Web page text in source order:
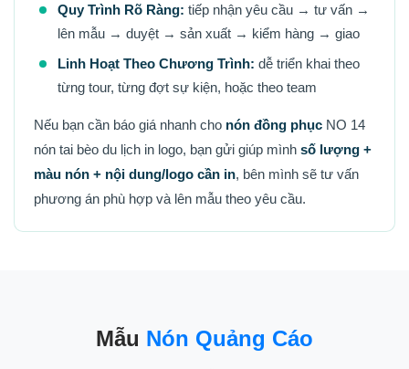
Quy Trình Rõ Ràng: tiếp nhận yêu cầu → tư vấn →
lên mẫu → duyệt → sản xuất → kiểm hàng → giao
Linh Hoạt Theo Chương Trình: dễ triển khai theo
từng tour, từng đợt sự kiện, hoặc theo team
Nếu bạn cần báo giá nhanh cho nón đồng phục NO 14
nón tai bèo du lịch in logo, bạn gửi giúp mình số lượng +
màu nón + nội dung/logo cần in, bên mình sẽ tư vấn
phương án phù hợp và lên mẫu theo yêu cầu.
Mẫu Nón Quảng Cáo